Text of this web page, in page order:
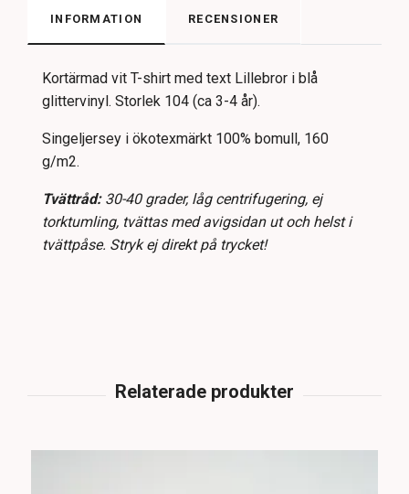
INFORMATION RECENSIONER
Kortärmad vit T-shirt med text Lillebror i blå
glittervinyl. Storlek 104 (ca 3-4 år).
Singeljersey i ökotexmärkt 100% bomull, 160
g/m2.
Tvättråd:30-40 grader, låg centrifugering, ej
torktumling, tvättas med avigsidan ut och helst i
tvättpåse. Stryk ej direkt på trycket!